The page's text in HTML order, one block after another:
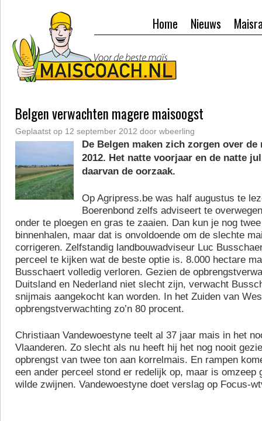
Nieuws
Home
Belgen verwachten magere maisoogst
Geplaatst op 12 september 2012 door wbeerling
De Belgen maken zich zorgen over de
2012. Het natte voorjaar en de natte
daarvan de oorzaak.
Op Agripress.be was half augustus te
Boerenbond zelfs adviseert te
onder te ploegen en gras te zaaien. Dan kun je nog
binnenhalen, maar dat is onvoldoende om de slechte
corrigeren. Zelfstandig landbouwadviseur Luc
perceel te kijken wat de beste optie is. 8.000 hectare
Busschaert volledig verloren. Gezien de
Duitsland en Nederland niet slecht zijn, verwacht
snijmais aangekocht kan worden. In het Zuiden van
opbrengstverwachting zo’n 80 procent.
Christiaan Vandewoestyne teelt al 37 jaar mais in het
Vlaanderen. Zo slecht als nu heeft hij het nog nooit
opbrengst van twee ton aan korrelmais. En rampen
een ander perceel stond er redelijk op, maar is omzeep
wilde zwijnen. Vandewoestyne doet verslag op Focus-